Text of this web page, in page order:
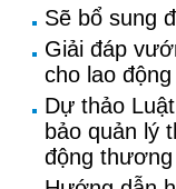
Sẽ bổ sung
Giải đáp
cho lao
Dự thảo
bảo quản lý
động